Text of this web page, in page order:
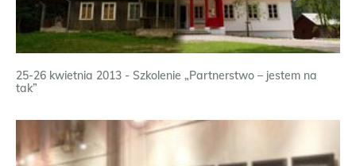
25-26 kwietnia 2013 - Szkolenie „Partnerstwo – jestem na
tak”